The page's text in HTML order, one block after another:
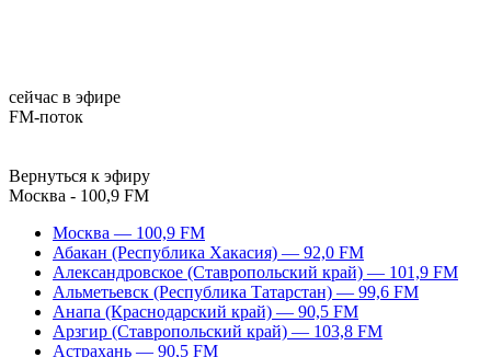
сейчас в эфире
FM-поток
Вернуться к эфиру
Москва - 100,9 FM
Москва — 100,9 FM
Абакан (Республика Хакасия) — 92,0 FM
Александровское (Ставропольский край) — 101,9 FM
Альметьевск (Республика Татарстан) — 99,6 FM
Анапа (Краснодарский край) — 90,5 FM
Арзгир (Ставропольский край) — 103,8 FM
Астрахань — 90,5 FM